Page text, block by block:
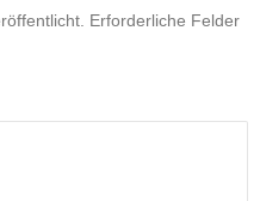
Erforderliche Felder